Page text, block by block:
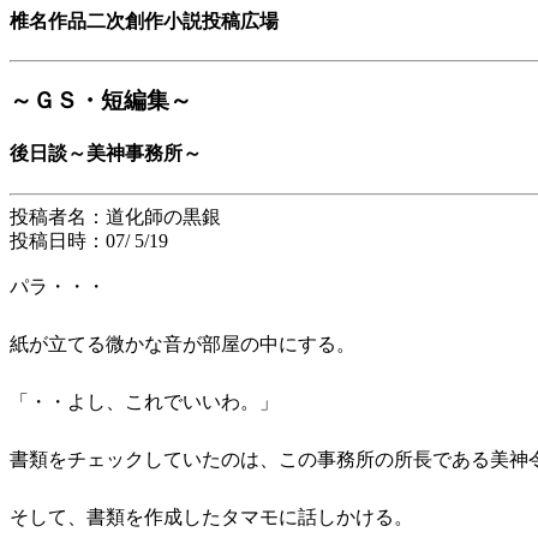
椎名作品二次創作小説投稿広場
～ＧＳ・短編集～
後日談～美神事務所～
投稿者名：道化師の黒銀
投稿日時：07/ 5/19
パラ・・・
紙が立てる微かな音が部屋の中にする。
「・・よし、これでいいわ。」
書類をチェックしていたのは、この事務所の所長である美神
そして、書類を作成したタマモに話しかける。